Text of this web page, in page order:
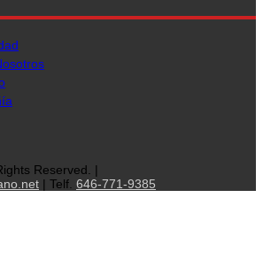
Reserved. |
| Telf. 646-771-9385